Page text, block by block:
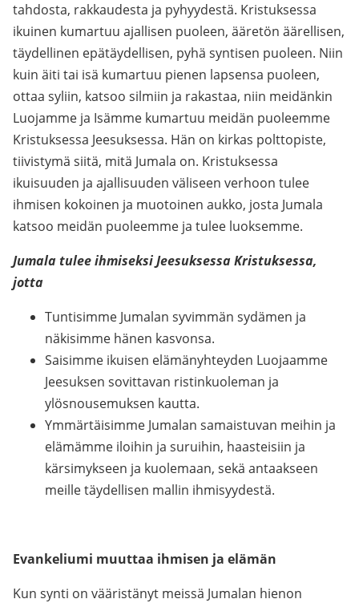
tahdosta, rakkaudesta ja pyhyydestä. Kristuksessa
ikuinen kumartuu ajallisen puoleen, ääretön äärellisen,
täydellinen epätäydellisen, pyhä syntisen puoleen. Niin
kuin äiti tai isä kumartuu pienen lapsensa puoleen,
ottaa syliin, katsoo silmiin ja rakastaa, niin meidänkin
Luojamme ja Isämme kumartuu meidän puoleemme
Kristuksessa Jeesuksessa. Hän on kirkas polttopiste,
tiivistymä siitä, mitä Jumala on. Kristuksessa
ikuisuuden ja ajallisuuden väliseen verhoon tulee
ihmisen kokoinen ja muotoinen aukko, josta Jumala
katsoo meidän puoleemme ja tulee luoksemme.
Jumala tulee ihmiseksi Jeesuksessa Kristuksessa,
jotta
Tuntisimme Jumalan syvimmän sydämen ja
näkisimme hänen kasvonsa.
Saisimme ikuisen elämänyhteyden Luojaamme
Jeesuksen sovittavan ristinkuoleman ja
ylösnousemuksen kautta.
Ymmärtäisimme Jumalan samaistuvan meihin ja
elämämme iloihin ja suruihin, haasteisiin ja
kärsimykseen ja kuolemaan, sekä antaakseen
meille täydellisen mallin ihmisyydestä.
Evankeliumi muuttaa ihmisen ja elämän
Kun synti on vääristänyt meissä Jumalan hienon